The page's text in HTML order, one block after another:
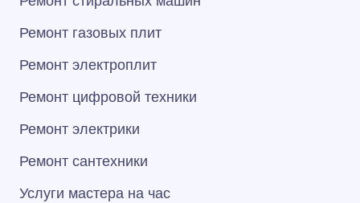
Ремонт газовых плит
Ремонт электроплит
Ремонт цифровой техники
Ремонт электрики
Ремонт сантехники
Услуги мастера на час